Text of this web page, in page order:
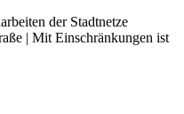
der Stadtnetze
| Mit Einschränkungen ist